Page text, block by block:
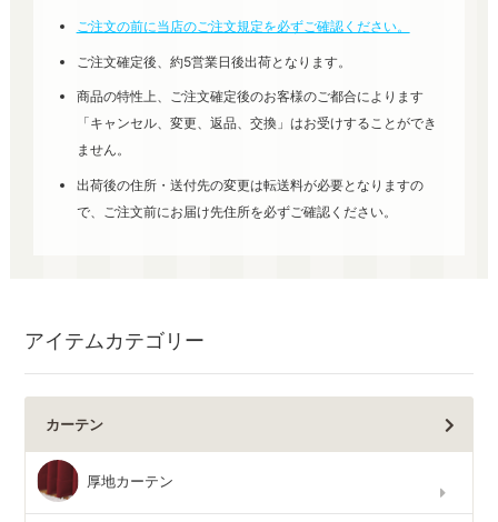
ご注文の前に当店のご注文規定を必ずご確認ください。
ご注文確定後、約5営業日後出荷となります。
商品の特性上、ご注文確定後のお客様のご都合によります
「キャンセル、変更、返品、交換」はお受けすることができ
ません。
出荷後の住所・送付先の変更は転送料が必要となりますの
で、ご注文前にお届け先住所を必ずご確認ください。
アイテムカテゴリー
カーテン
厚地カーテン